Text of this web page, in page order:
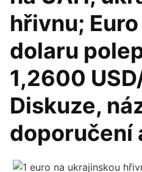
hřivnu;
dolaru
1,2600
Diskuze,
doporučení